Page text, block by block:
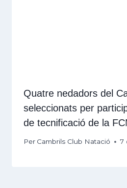
Quatre nedadors del
seleccionats per
de tecnificació de la
Per Cambrils Club Natació 7